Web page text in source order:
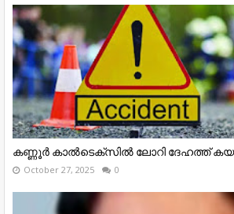
കണ്ണൂര്‍ കാല്‍ടെക്‌സില്‍ ലോറി ദേഹത്ത്
October 27, 2025 0